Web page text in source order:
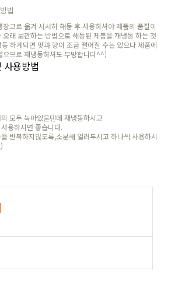
법
장고로 옮겨 서서히 해동 후 사용하셔야 제품의 품질이
오래 보관하는 방법으로 해동된 제품을 재냉동 하는 것
하게되면 맛과 향이 조금 떨어질 수는 있으나 제품에
으므로 재냉동하셔도 무방합니다^^)
모두 녹아있을텐데 재냉동하시고
용하시면 좋습니다.
반복하지않도록,소분해 얼려두시고 하나씩 사용하시